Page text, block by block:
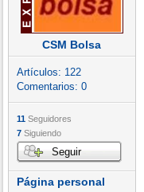
CSM Bolsa
Artículos: 122
Comentarios: 0
11 Seguidores
7 Siguiendo
Seguir
Página personal